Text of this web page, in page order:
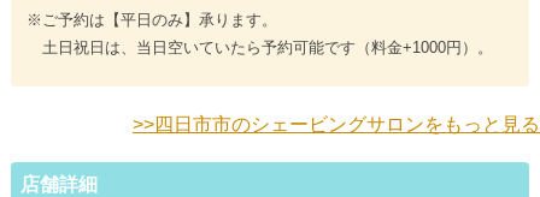
※ご予約は【平日のみ】承ります。
土日祝日は、当日空いていたら予約可能です（料金+1000円）。
>>四日市市のシェービングサロンをもっと見る
店舗詳細